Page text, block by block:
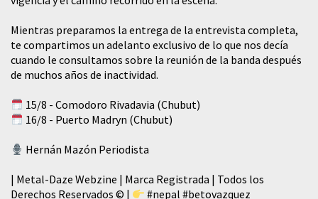
Mientras preparamos la entrega de la entrevista completa,
te compartimos un adelanto exclusivo de lo que nos decía
cuando le consultamos sobre la reunión de la banda después
de muchos años de inactividad.
15/8 - Comodoro Rivadavia (Chubut)
16/8 - Puerto Madryn (Chubut)
Hernán Mazón Periodista
| Metal-Daze Webzine | Marca Registrada | Todos los
Derechos Reservados © |
#nepal #betovazquez